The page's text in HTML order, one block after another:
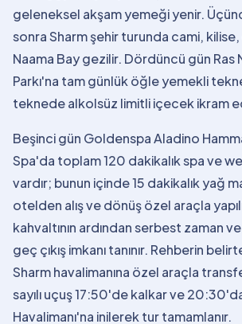
geleneksel akşam yemeği yenir.
sonra Sharm şehir turunda cami, kilise,
Naama Bay gezilir. Dördüncü gün Ras
Parkı'na tam günlük öğle yemekli
teknede alkolsüz limitli içecek ikram
Beşinci gün Goldenspa Aladino
Spa'da toplam 120 dakikalık spa ve
vardır; bunun içinde 15 dakikalık yağ
otelden alış ve dönüş özel araçla
kahvaltının ardından serbest zaman
geç çıkış imkanı tanınır. Rehberin
Sharm havalimanına özel araçla
sayılı uçuş 17:50'de kalkar ve
Havalimanı'na inilerek tur tamamlanır.